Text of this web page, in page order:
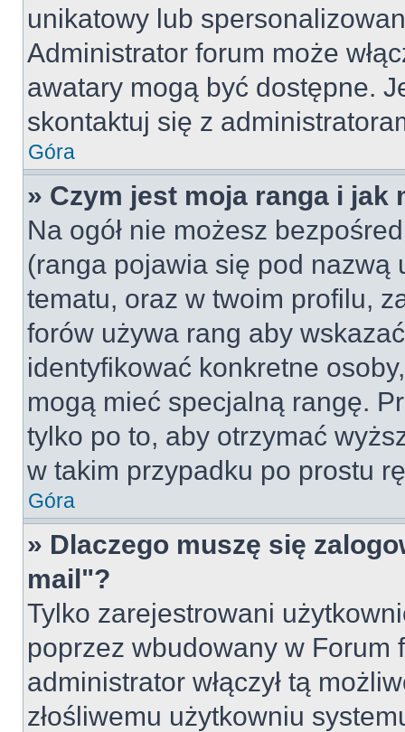
unikatowy lub
Administrator forum może
awatary mogą być dostępne.
skontaktuj się z
Góra
» Czym jest moja ranga i jak
Na ogół nie możesz
(ranga pojawia się pod
tematu, oraz w twoim profilu,
forów używa rang aby
identyfikować konkretne
mogą mieć specjalną rangę.
tylko po to, aby otrzymać
w takim przypadku po prostu
Góra
» Dlaczego muszę się
mail"?
Tylko zarejestrowani
poprzez wbudowany w Forum
administrator włączył tą
złośliwemu użytkowniu